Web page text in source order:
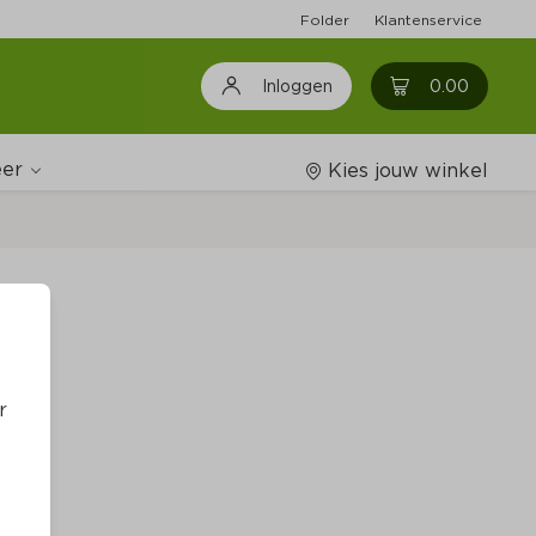
Folder Klantenservice
Inloggen 0.00 0
Kies jouw winkel